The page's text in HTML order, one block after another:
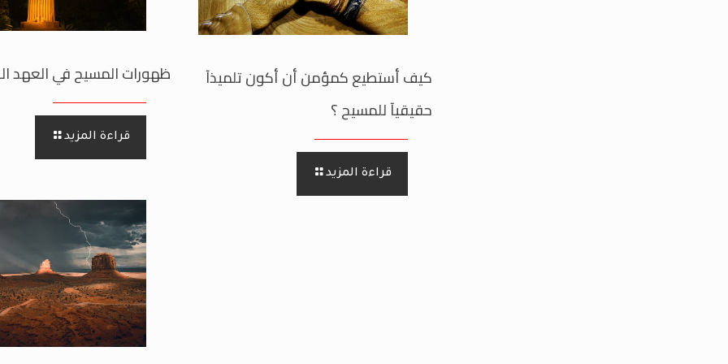
كيف أستطيع كمؤمن أن أكون تلميذآ
حقيقيآ للمسيح ؟
قراءة المزيد
ظهورات المسيح في العهد
قراءة المزيد